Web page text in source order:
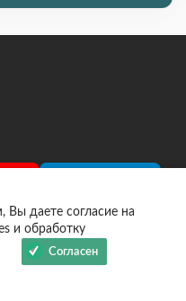
Магазин
Вы даете согласие на
и обработку
Согласен